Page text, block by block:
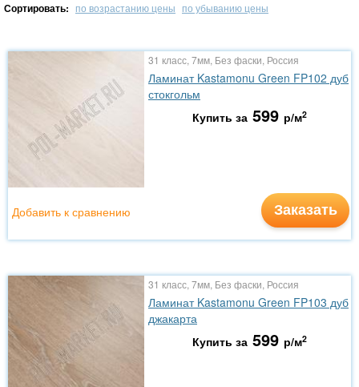
Сортировать: по возрастанию цены по убыванию цены
31 класс, 7мм, Без фаски, Россия
Ламинат Kastamonu Green FP102 дуб
стокгольм
Купить за 599 р/м2
Заказать
Добавить к сравнению
31 класс, 7мм, Без фаски, Россия
Ламинат Kastamonu Green FP103 дуб
джакарта
Купить за 599 р/м2